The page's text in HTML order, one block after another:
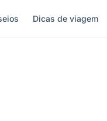
Dicas de viagem